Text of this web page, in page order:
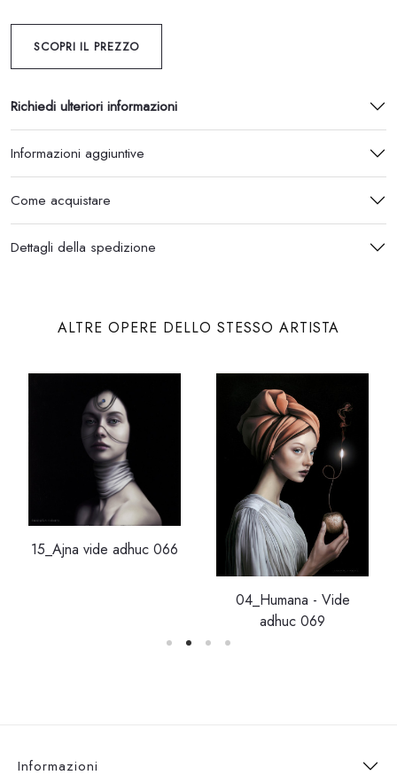
SCOPRI IL PREZZO
Richiedi ulteriori informazioni
Informazioni aggiuntive
Come acquistare
Dettagli della spedizione
ALTRE OPERE DELLO STESSO ARTISTA
15_Ajna vide adhuc 066
04_Humana - Vide
adhuc 069
Informazioni